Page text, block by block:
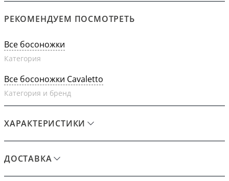
РЕКОМЕНДУЕМ ПОСМОТРЕТЬ
Все босоножки
Категория
Все босоножки Cavaletto
Категория и бренд
ХАРАКТЕРИСТИКИ
ДОСТАВКА